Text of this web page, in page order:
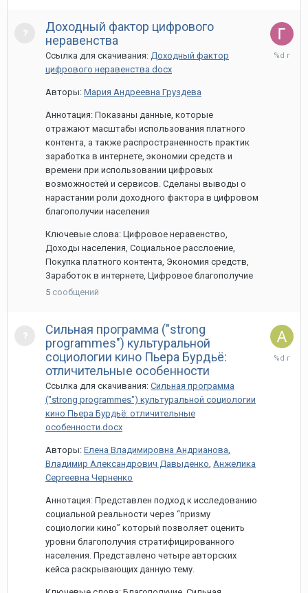
Доходный фактор цифрового
неравенства
Ссылка для скачивания: Доходный фактор
цифрового неравенства.docx
Авторы: Мария Андреевна Груздева
Аннотация: Показаны данные, которые
отражают масштабы использования платного
контента, а также распространенность практик
заработка в интернете, экономии средств и
времени при использовании цифровых
возможностей и сервисов. Сделаны выводы о
нарастании роли доходного фактора в цифровом
благополучии населения
Ключевые слова: Цифровое неравенство,
Доходы населения, Социальное расслоение,
Покупка платного контента, Экономия средств,
Заработок в интернете, Цифровое благополучие
5 сообщений
28
Сильная программа ("strong
programmes") культуральной
социологии кино Пьера Бурдьё:
отличительные особенности
Ссылка для скачивания: Сильная программа
("strong programmes") культуральной социологии
кино Пьера Бурдьё: отличительные
особенности.docx
Авторы: Елена Владимировна Андрианова,
Владимир Александрович Давыденко, Анжелика
Сергеевна Черненко
Аннотация: Представлен подход к исследованию
социальной реальности через “призму
социологии кино” который позволяет оценить
уровни благополучия стратифицированного
населения. Представлено четыре авторских
кейса раскрывающих данную тему.
27